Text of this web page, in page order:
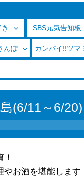
SBS元気告知板
んぽ カンパイ!!ツマ
(6/11～6/20)
お酒を堪能します